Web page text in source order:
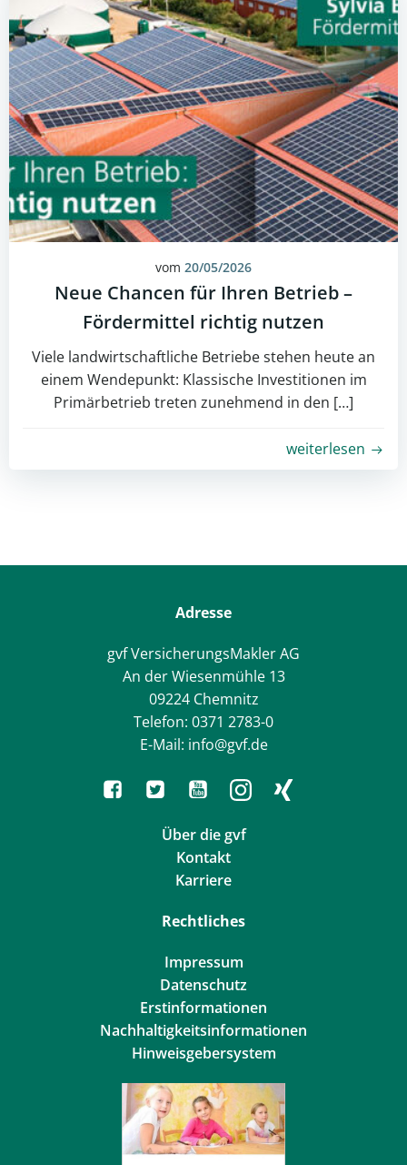
vom 20/05/2026
Neue Chancen für Ihren Betrieb –
Fördermittel richtig nutzen
Viele landwirtschaftliche Betriebe stehen heute an
einem Wendepunkt: Klassische Investitionen im
Primärbetrieb treten zunehmend in den […]
weiterlesen
Adresse
gvf VersicherungsMakler AG
An der Wiesenmühle 13
09224 Chemnitz
Telefon: 0371 2783-0
E-Mail: info@gvf.de
Über die gvf
Kontakt
Karriere
Rechtliches
Impressum
Datenschutz
Erstinformationen
Nachhaltigkeitsinformationen
Hinweisgebersystem